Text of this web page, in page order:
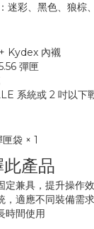
迷彩、黑色、狼棕
Kydex 內襯
彈匣
系統或 2 吋以下
袋 × 1
產品
定兼具，提升操作
，適應不同裝備需求
時間使用